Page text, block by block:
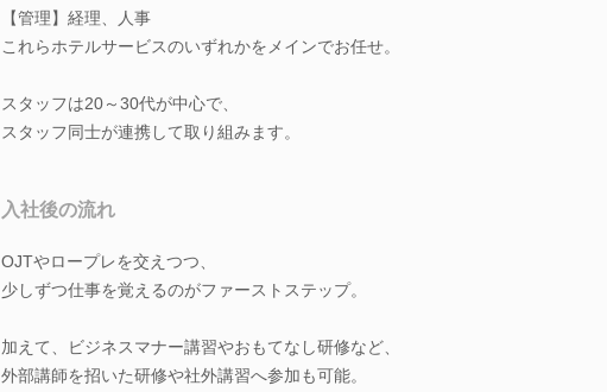
【管理】経理、人事
これらホテルサービスのいずれかをメインでお任せ。
スタッフは20～30代が中心で、
スタッフ同士が連携して取り組みます。
入社後の流れ
OJTやロープレを交えつつ、
少しずつ仕事を覚えるのがファーストステップ。
加えて、ビジネスマナー講習やおもてなし研修など、
外部講師を招いた研修や社外講習へ参加も可能。